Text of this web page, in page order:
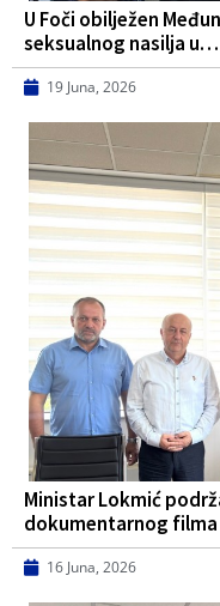
U Foči obilježen
seksualnog nasilja u…
19 Juna, 2026
Ministar Lokmić
dokumentarnog
16 Juna, 2026